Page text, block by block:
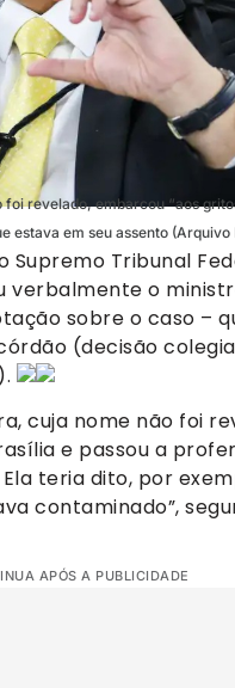
revelado, embarcou “aos
estava em seu assento (Arquivo
Supremo Tribunal
verbalmente o
sobre o caso –
(decisão
cuja nome não foi
e passou a
teria dito, por
contaminado”,
APÓS A PUBLICIDADE